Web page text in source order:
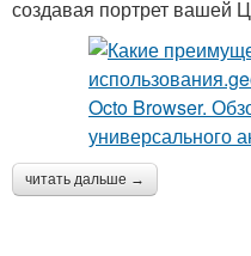
создавая портрет вашей
читать дальше →